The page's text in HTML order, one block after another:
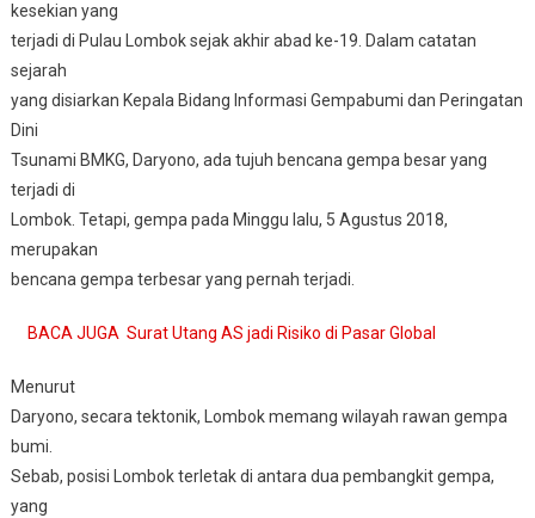
kesekian yang
terjadi di Pulau Lombok sejak akhir abad ke-19. Dalam catatan
sejarah
yang disiarkan Kepala Bidang Informasi Gempabumi dan Peringatan
Dini
Tsunami BMKG, Daryono, ada tujuh bencana gempa besar yang
terjadi di
Lombok. Tetapi, gempa pada Minggu lalu, 5 Agustus 2018,
merupakan
bencana gempa terbesar yang pernah terjadi.
BACA JUGA Surat Utang AS jadi Risiko di Pasar Global
Menurut
Daryono, secara tektonik, Lombok memang wilayah rawan gempa
bumi.
Sebab, posisi Lombok terletak di antara dua pembangkit gempa,
yang